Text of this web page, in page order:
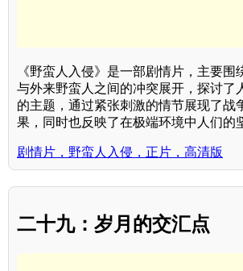
《野蛮人入侵》是一部剧情片，主要围
与外来野蛮人之间的冲突展开，探讨了
的主题，通过紧张刺激的情节展现了战
果，同时也反映了在极端环境中人们的
剧情片，野蛮人入侵，正片，高清版
二十九：岁月的交汇点